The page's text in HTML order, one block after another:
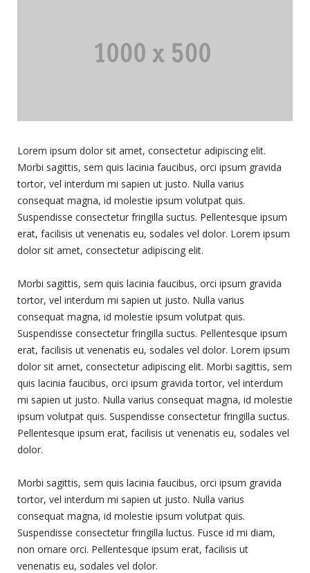
Lorem ipsum dolor sit amet, consectetur adipiscing elit.
Morbi sagittis, sem quis lacinia faucibus, orci ipsum gravida
tortor, vel interdum mi sapien ut justo. Nulla varius
consequat magna, id molestie ipsum volutpat quis.
Suspendisse consectetur fringilla suctus. Pellentesque ipsum
erat, facilisis ut venenatis eu, sodales vel dolor. Lorem ipsum
dolor sit amet, consectetur adipiscing elit.
Morbi sagittis, sem quis lacinia faucibus, orci ipsum gravida
tortor, vel interdum mi sapien ut justo. Nulla varius
consequat magna, id molestie ipsum volutpat quis.
Suspendisse consectetur fringilla suctus. Pellentesque ipsum
erat, facilisis ut venenatis eu, sodales vel dolor. Lorem ipsum
dolor sit amet, consectetur adipiscing elit. Morbi sagittis, sem
quis lacinia faucibus, orci ipsum gravida tortor, vel interdum
mi sapien ut justo. Nulla varius consequat magna, id molestie
ipsum volutpat quis. Suspendisse consectetur fringilla suctus.
Pellentesque ipsum erat, facilisis ut venenatis eu, sodales vel
dolor.
Morbi sagittis, sem quis lacinia faucibus, orci ipsum gravida
tortor, vel interdum mi sapien ut justo. Nulla varius
consequat magna, id molestie ipsum volutpat quis.
Suspendisse consectetur fringilla luctus. Fusce id mi diam,
non ornare orci. Pellentesque ipsum erat, facilisis ut
venenatis eu, sodales vel dolor.